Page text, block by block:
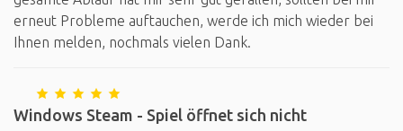
erneut Probleme auftauchen, werde ich mich wieder bei
Ihnen melden, nochmals vielen Dank.
Windows Steam - Spiel öffnet sich nicht